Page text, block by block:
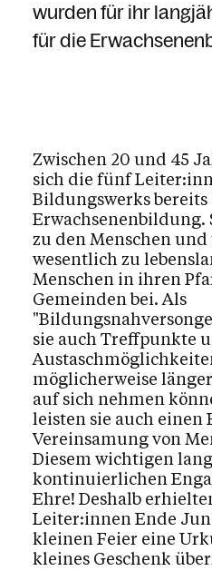
Kalender
wurden für ihr
für die
Zwischen 20 und 45
sich die fünf
Bildungswerks
zu den Menschen
wesentlich zu
Menschen in ihren
Gemeinden bei. Als
sie auch Treffpunkte
möglicherweise
auf sich nehmen
leisten sie auch einen
Vereinsamung von
Diesem wichtigen
kontinuierlichen
Ehre! Deshalb
Leiter:innen Ende
kleinen Feier eine
kleines Geschenk